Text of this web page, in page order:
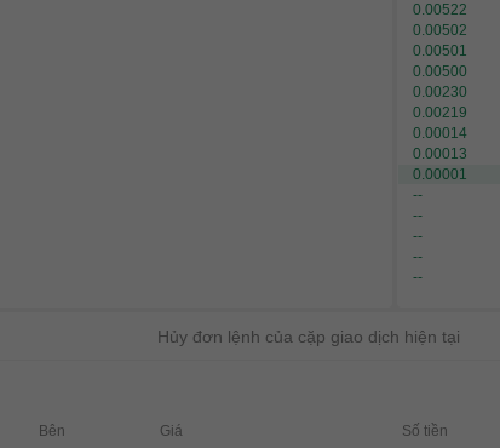
0.00522
0.00502
0.00501
0.00500
0.00230
0.00219
0.00014
0.00013
0.00001
--
--
--
--
--
Hủy đơn lệnh của cặp giao dịch hiện tại
Bên Giá Số tiền